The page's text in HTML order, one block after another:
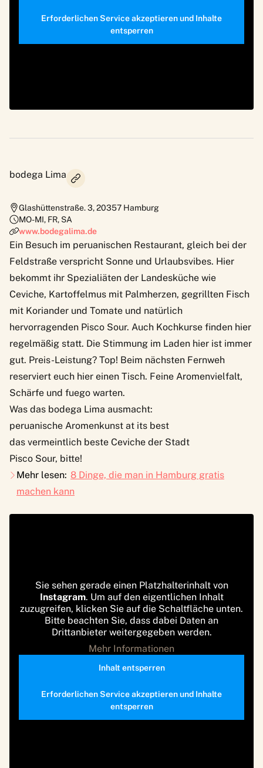
Erforderlichen Service akzeptieren und Inhalte
entsperren
bodega Lima
Glashüttenstraße. 3,20357 Hamburg
MO-MI, FR, SA
www.bodegalima.de
Ein Besuch im peruanischen Restaurant, gleich bei der
Feldstraße verspricht Sonne und Urlaubsvibes. Hier
bekommt ihr Spezialiäten der Landesküche wie
Ceviche, Kartoffelmus mit Palmherzen, gegrillten Fisch
mit Koriander und Tomate und natürlich
hervorragenden Pisco Sour. Auch Kochkurse finden hier
regelmäßig statt. Die Stimmung im Laden hier ist immer
gut. Preis-Leistung? Top! Beim nächsten Fernweh
reserviert euch hier einen Tisch. Feine Aromenvielfalt,
Schärfe und fuego warten.
Was das bodega Lima ausmacht:
peruanische Aromenkunst at its best
das vermeintlich beste Ceviche der Stadt
Pisco Sour, bitte!
Mehr lesen: 8 Dinge, die man in Hamburg gratis
machen kann
Sie sehen gerade einen Platzhalterinhalt von
Instagram. Um auf den eigentlichen Inhalt
zuzugreifen, klicken Sie auf die Schaltfläche unten.
Bitte beachten Sie, dass dabei Daten an
Drittanbieter weitergegeben werden.
Mehr Informationen
Inhalt entsperren
Erforderlichen Service akzeptieren und Inhalte
entsperren